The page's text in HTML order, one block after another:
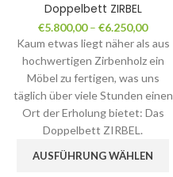
Doppelbett ZIRBEL
€5.800,00– €6.250,00
Kaum etwas liegt näher als aus
hochwertigen Zirbenholz ein
Möbel zu fertigen, was uns
täglich über viele Stunden einen
Ort der Erholung bietet: Das
Doppelbett ZIRBEL.
AUSFÜHRUNG WÄHLEN